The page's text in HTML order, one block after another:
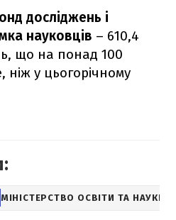
досліджень і
науковців – 610,4
що на понад 100
ніж у цьогорічному
МІНІСТЕРСТВО ОСВІТИ ТА НАУКИ